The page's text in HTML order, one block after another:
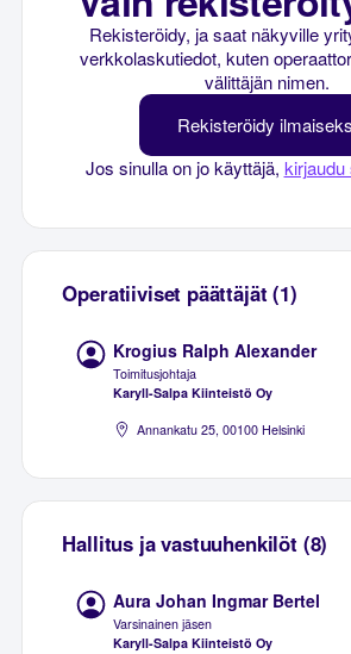
Rekisteröidy, ja saat näkyville
verkkolaskutiedot, kuten
välittäjän nimen.
Rekisteröidy
Jos sinulla on jo käyttäjä, kirjaudu
Operatiiviset päättäjät (1)
Krogius Ralph Alexander
Toimitusjohtaja
Karyll-Salpa Kiinteistö Oy
Annankatu 25, 00100 Helsinki
Hallitus ja vastuuhenkilöt (8)
Aura Johan Ingmar Bertel
Varsinainen jäsen
Karyll-Salpa Kiinteistö Oy